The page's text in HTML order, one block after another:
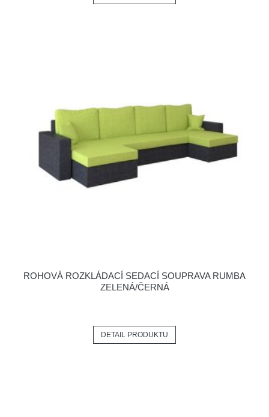
ROHOVÁ ROZKLÁDACÍ SEDACÍ SOUPRAVA RUMBA
ZELENÁ/ČERNÁ
DETAIL PRODUKTU